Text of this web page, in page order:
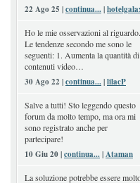
22 Ago 25 |continua...|
Ho le mie osservazioni al riguardo.
Le tendenze secondo me sono le
seguenti: 1. Aumenta la quantità di
contenuti video…
30 Ago 22 |continua...|lilacP
Salve a tutti! Sto leggendo questo
forum da molto tempo, ma ora mi
sono registrato anche per
partecipare!
10 Giu 20 |continua...|Ataman
La soluzione potrebbe essere